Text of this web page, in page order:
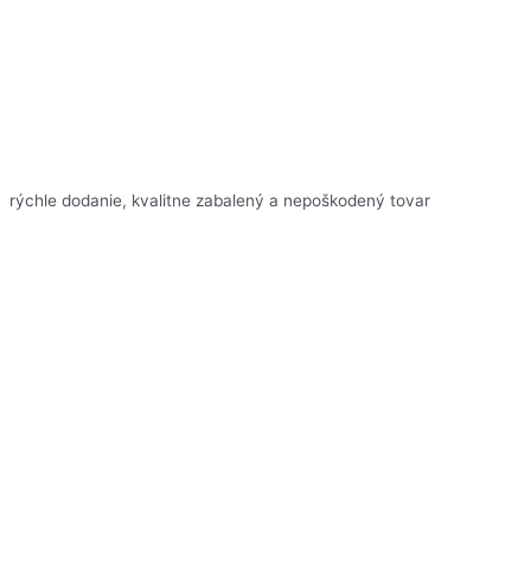
rýchle dodanie, kvalitne zabalený a nepoškodený tovar